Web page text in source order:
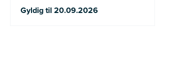
Gyldig til 20.09.2026